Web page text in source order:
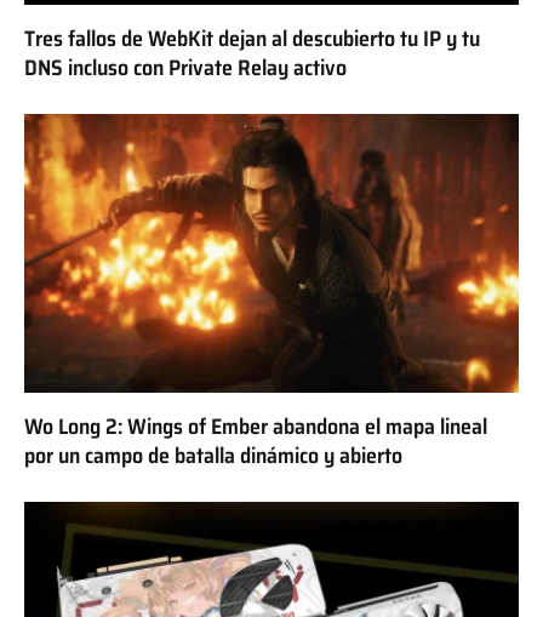
Tres fallos de WebKit dejan al descubierto tu IP y tu
DNS incluso con Private Relay activo
Wo Long 2: Wings of Ember abandona el mapa lineal
por un campo de batalla dinámico y abierto